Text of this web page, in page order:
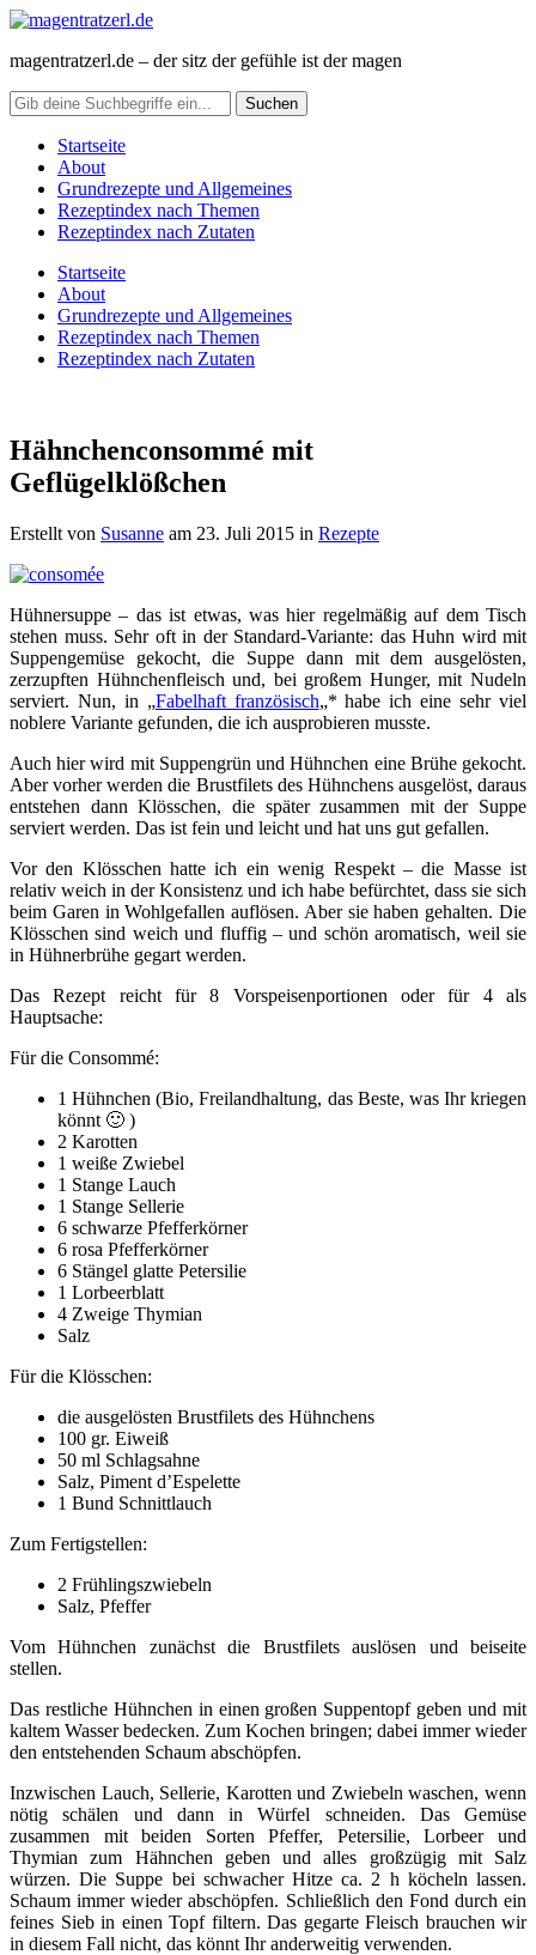
magentratzerl.de – der sitz der gefühle ist der magen
Startseite
About
Grundrezepte und Allgemeines
Rezeptindex nach Themen
Rezeptindex nach Zutaten
Startseite
About
Grundrezepte und Allgemeines
Rezeptindex nach Themen
Rezeptindex nach Zutaten
Hähnchenconsommé mit
Geflügelklößchen
Erstellt von Susanne am 23. Juli 2015 in Rezepte
Hühnersuppe – das ist etwas, was hier regelmäßig auf dem Tisch
stehen muss. Sehr oft in der Standard-Variante: das Huhn wird mit
Suppengemüse gekocht, die Suppe dann mit dem ausgelösten,
zerzupften Hühnchenfleisch und, bei großem Hunger, mit Nudeln
serviert. Nun, in „Fabelhaft französisch„* habe ich eine sehr viel
noblere Variante gefunden, die ich ausprobieren musste.
Auch hier wird mit Suppengrün und Hühnchen eine Brühe gekocht.
Aber vorher werden die Brustfilets des Hühnchens ausgelöst, daraus
entstehen dann Klösschen, die später zusammen mit der Suppe
serviert werden. Das ist fein und leicht und hat uns gut gefallen.
Vor den Klösschen hatte ich ein wenig Respekt – die Masse ist
relativ weich in der Konsistenz und ich habe befürchtet, dass sie sich
beim Garen in Wohlgefallen auflösen. Aber sie haben gehalten. Die
Klösschen sind weich und fluffig – und schön aromatisch, weil sie
in Hühnerbrühe gegart werden.
Das Rezept reicht für 8 Vorspeisenportionen oder für 4 als
Hauptsache:
Für die Consommé:
1 Hühnchen (Bio, Freilandhaltung, das Beste, was Ihr kriegen
könnt 🙂 )
2 Karotten
1 weiße Zwiebel
1 Stange Lauch
1 Stange Sellerie
6 schwarze Pfefferkörner
6 rosa Pfefferkörner
6 Stängel glatte Petersilie
1 Lorbeerblatt
4 Zweige Thymian
Salz
Für die Klösschen:
die ausgelösten Brustfilets des Hühnchens
100 gr. Eiweiß
50 ml Schlagsahne
Salz, Piment d’Espelette
1 Bund Schnittlauch
Zum Fertigstellen:
2 Frühlingszwiebeln
Salz, Pfeffer
Vom Hühnchen zunächst die Brustfilets auslösen und beiseite
stellen.
Das restliche Hühnchen in einen großen Suppentopf geben und mit
kaltem Wasser bedecken. Zum Kochen bringen; dabei immer wieder
den entstehenden Schaum abschöpfen.
Inzwischen Lauch, Sellerie, Karotten und Zwiebeln waschen, wenn
nötig schälen und dann in Würfel schneiden. Das Gemüse
zusammen mit beiden Sorten Pfeffer, Petersilie, Lorbeer und
Thymian zum Hähnchen geben und alles großzügig mit Salz
würzen. Die Suppe bei schwacher Hitze ca. 2 h köcheln lassen.
Schaum immer wieder abschöpfen. Schließlich den Fond durch ein
feines Sieb in einen Topf filtern. Das gegarte Fleisch brauchen wir
in diesem Fall nicht, das könnt Ihr anderweitig verwenden.